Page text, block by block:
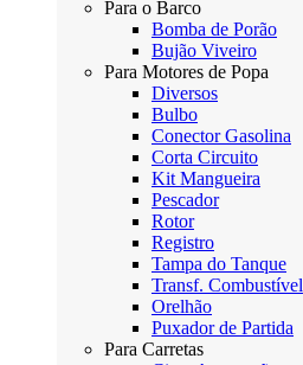
Para o Barco
Bomba de Porão
Bujão Viveiro
Para Motores de Popa
Diversos
Bulbo
Conector Gasolina
Corta Circuito
Kit Mangueira
Pescador
Rotor
Registro
Tampa do Tanque
Transf. Combustível
Orelhão
Puxador de Partida
Para Carretas